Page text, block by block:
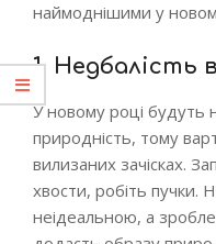
наймоднішими у
1. Недбалість
У новому році будуть
природність, тому
вилизаних зачісках.
хвости, робіть пучки.
неідеальною, а